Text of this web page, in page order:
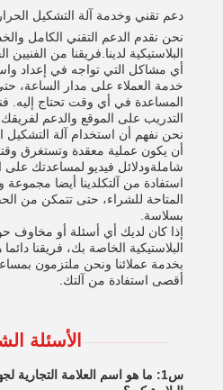
دعم تقني وخدمة آلة التشكيل
نحن نقدم الدعم التقني الكامل
البلاستيكية لدينا.فريقنا من
أي مشاكل التي تواجه في إعداد
خدمة العملاء على مدار الساعة،
المساعدة في أي وقت تحتاج إليه.
التدريب على الموقع والدعم لفريقك.
نحن نفهم أن استخدام آلة التشكيل
أن يكون عملية معقدة وتستغرق
شاملةودلائل فيديو لمساعدتك
استفادة من آلتكلدينا أيضا
المتاحة للشراء، حتى تتمكن من
بسلاسة.
إذا كان لديك أي أسئلة أو مخاوف
البلاستيكية الخاصة بك، فريقنا
بخدمة عملائنا ونحن ملتزمون
أقصى استفادة من آلتك.
الأسئلة
س1: ما هو اسم العلامة التجارية